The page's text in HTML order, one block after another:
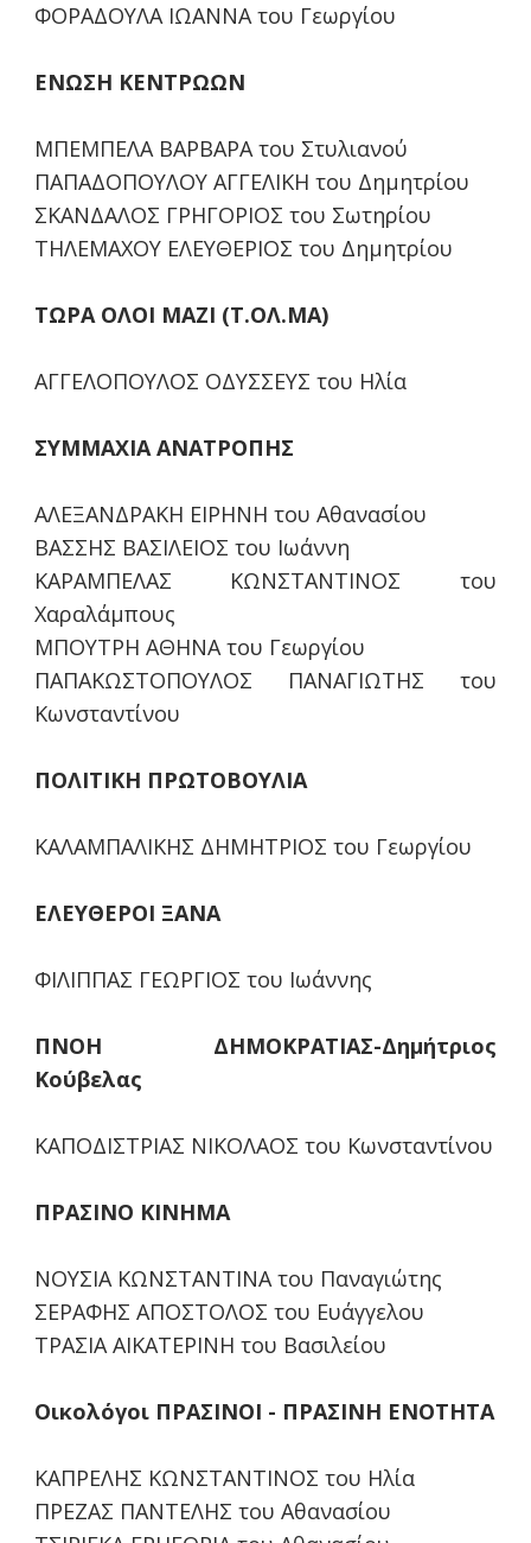
ΦΟΡΑΔΟΥΛΑ ΙΩΑΝΝΑ του Γεωργίου
ΕΝΩΣΗ ΚΕΝΤΡΩΩΝ
ΜΠΕΜΠΕΛΑ ΒΑΡΒΑΡΑ του Στυλιανού
ΠΑΠΑΔΟΠΟΥΛΟΥ ΑΓΓΕΛΙΚΗ του Δημητρίου
ΣΚΑΝΔΑΛΟΣ ΓΡΗΓΟΡΙΟΣ του Σωτηρίου
ΤΗΛΕΜΑΧΟΥ ΕΛΕΥΘΕΡΙΟΣ του Δημητρίου
ΤΩΡΑ ΟΛΟΙ ΜΑΖΙ (Τ.ΟΛ.ΜΑ)
ΑΓΓΕΛΟΠΟΥΛΟΣ ΟΔΥΣΣΕΥΣ του Ηλία
ΣΥΜΜΑΧΙΑ ΑΝΑΤΡΟΠΗΣ
ΑΛΕΞΑΝΔΡΑΚΗ ΕΙΡΗΝΗ του Αθανασίου
ΒΑΣΣΗΣ ΒΑΣΙΛΕΙΟΣ του Ιωάννη
ΚΑΡΑΜΠΕΛΑΣ ΚΩΝΣΤΑΝΤΙΝΟΣ του
Χαραλάμπους
ΜΠΟΥΤΡΗ ΑΘΗΝΑ του Γεωργίου
ΠΑΠΑΚΩΣΤΟΠΟΥΛΟΣ ΠΑΝΑΓΙΩΤΗΣ του
Κωνσταντίνου
ΠΟΛΙΤΙΚΗ ΠΡΩΤΟΒΟΥΛΙΑ
ΚΑΛΑΜΠΑΛΙΚΗΣ ΔΗΜΗΤΡΙΟΣ του Γεωργίου
ΕΛΕΥΘΕΡΟΙ ΞΑΝΑ
ΦΙΛΙΠΠΑΣ ΓΕΩΡΓΙΟΣ του Ιωάννης
ΠΝΟΗ ΔΗΜΟΚΡΑΤΙΑΣ-Δημήτριος
Κούβελας
ΚΑΠΟΔΙΣΤΡΙΑΣ ΝΙΚΟΛΑΟΣ του Κωνσταντίνου
ΠΡΑΣΙΝΟ ΚΙΝΗΜΑ
ΝΟΥΣΙΑ ΚΩΝΣΤΑΝΤΙΝΑ του Παναγιώτης
ΣΕΡΑΦΗΣ ΑΠΟΣΤΟΛΟΣ του Ευάγγελου
ΤΡΑΣΙΑ ΑΙΚΑΤΕΡΙΝΗ του Βασιλείου
Οικολόγοι ΠΡΑΣΙΝΟΙ - ΠΡΑΣΙΝΗ ΕΝΟΤΗΤΑ
ΚΑΠΡΕΛΗΣ ΚΩΝΣΤΑΝΤΙΝΟΣ του Ηλία
ΠΡΕΖΑΣ ΠΑΝΤΕΛΗΣ του Αθανασίου